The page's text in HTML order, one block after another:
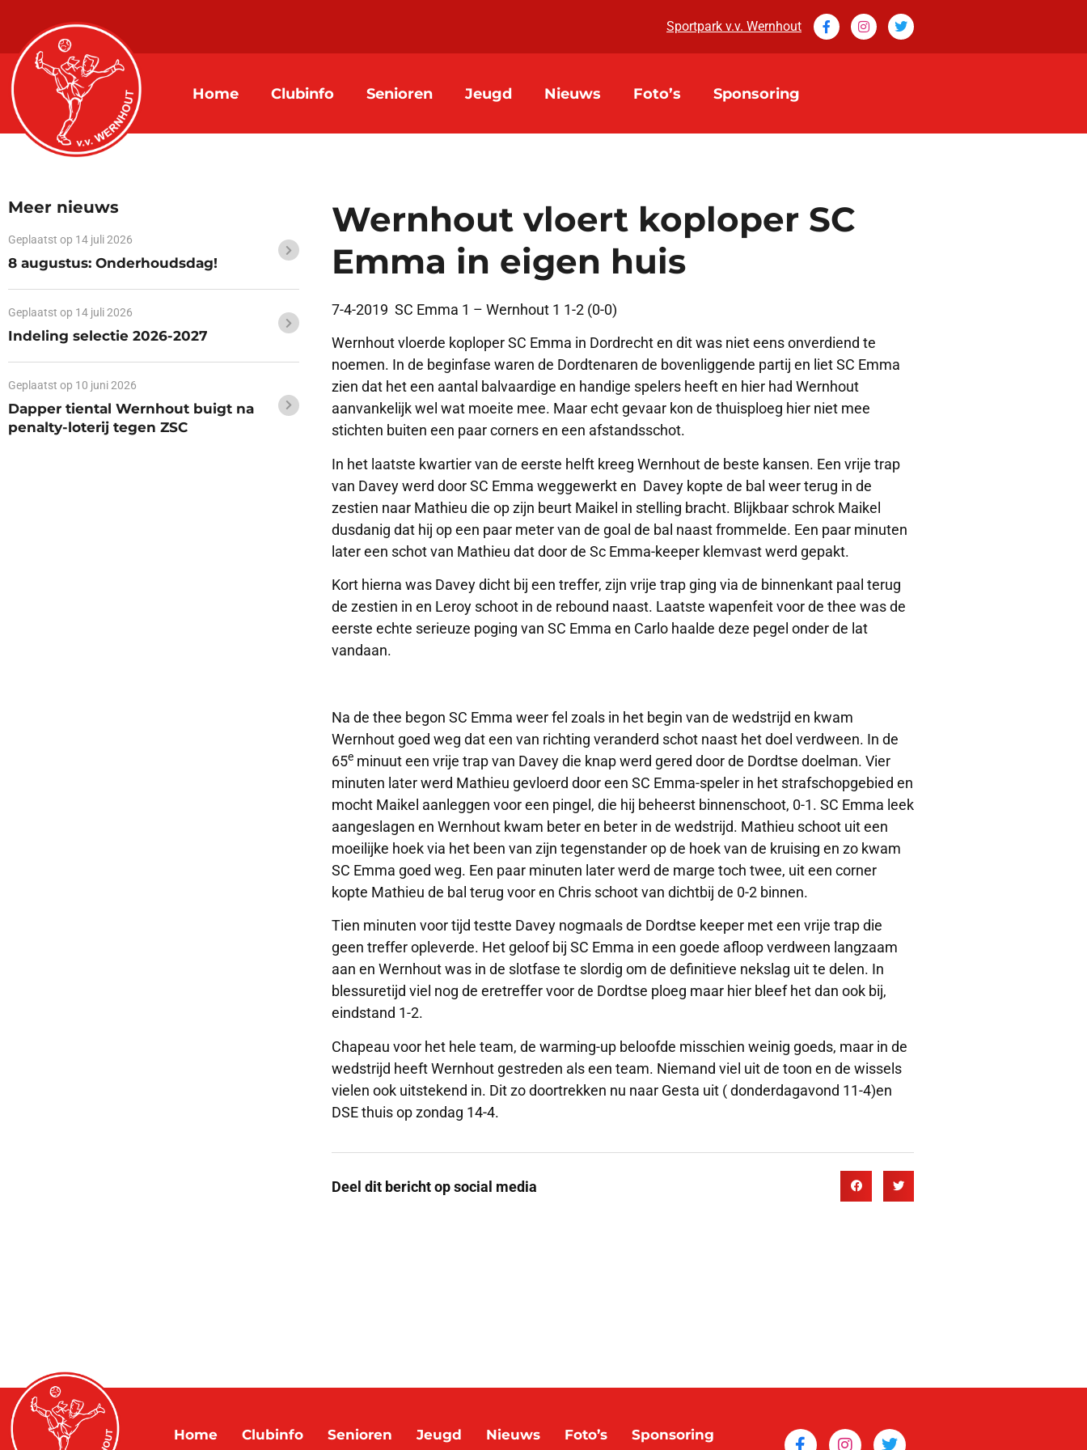
Sportpark v.v. Wernhout
Home Clubinfo Senioren Jeugd Nieuws Foto’s Sponsoring
Meer nieuws
Geplaatst op 14 juli 2026
8 augustus: Onderhoudsdag!
Geplaatst op 14 juli 2026
Indeling selectie 2026-2027
Geplaatst op 10 juni 2026
Dapper tiental Wernhout buigt na
penalty-loterij tegen ZSC
Wernhout vloert koploper SC
Emma in eigen huis
7-4-2019 SC Emma 1 – Wernhout 1 1-2 (0-0)
Wernhout vloerde koploper SC Emma in Dordrecht en dit was niet eens onverdiend te
noemen. In de beginfase waren de Dordtenaren de bovenliggende partij en liet SC Emma
zien dat het een aantal balvaardige en handige spelers heeft en hier had Wernhout
aanvankelijk wel wat moeite mee. Maar echt gevaar kon de thuisploeg hier niet mee
stichten buiten een paar corners en een afstandsschot.
In het laatste kwartier van de eerste helft kreeg Wernhout de beste kansen. Een vrije trap
van Davey werd door SC Emma weggewerkt en Davey kopte de bal weer terug in de
zestien naar Mathieu die op zijn beurt Maikel in stelling bracht. Blijkbaar schrok Maikel
dusdanig dat hij op een paar meter van de goal de bal naast frommelde. Een paar minuten
later een schot van Mathieu dat door de Sc Emma-keeper klemvast werd gepakt.
Kort hierna was Davey dicht bij een treffer, zijn vrije trap ging via de binnenkant paal terug
de zestien in en Leroy schoot in de rebound naast. Laatste wapenfeit voor de thee was de
eerste echte serieuze poging van SC Emma en Carlo haalde deze pegel onder de lat
vandaan.
Na de thee begon SC Emma weer fel zoals in het begin van de wedstrijd en kwam
Wernhout goed weg dat een van richting veranderd schot naast het doel verdween. In de
65eminuut een vrije trap van Davey die knap werd gered door de Dordtse doelman. Vier
minuten later werd Mathieu gevloerd door een SC Emma-speler in het strafschopgebied en
mocht Maikel aanleggen voor een pingel, die hij beheerst binnenschoot, 0-1. SC Emma leek
aangeslagen en Wernhout kwam beter en beter in de wedstrijd. Mathieu schoot uit een
moeilijke hoek via het been van zijn tegenstander op de hoek van de kruising en zo kwam
SC Emma goed weg. Een paar minuten later werd de marge toch twee, uit een corner
kopte Mathieu de bal terug voor en Chris schoot van dichtbij de 0-2 binnen.
Tien minuten voor tijd testte Davey nogmaals de Dordtse keeper met een vrije trap die
geen treffer opleverde. Het geloof bij SC Emma in een goede afloop verdween langzaam
aan en Wernhout was in de slotfase te slordig om de definitieve nekslag uit te delen. In
blessuretijd viel nog de eretreffer voor de Dordtse ploeg maar hier bleef het dan ook bij,
eindstand 1-2.
Chapeau voor het hele team, de warming-up beloofde misschien weinig goeds, maar in de
wedstrijd heeft Wernhout gestreden als een team. Niemand viel uit de toon en de wissels
vielen ook uitstekend in. Dit zo doortrekken nu naar Gesta uit ( donderdagavond 11-4)en
DSE thuis op zondag 14-4.
Deel dit bericht op social media
Home Clubinfo Senioren Jeugd Nieuws Foto’s Sponsoring